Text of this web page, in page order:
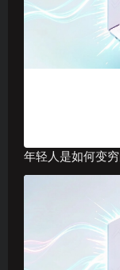
年轻人是如何变